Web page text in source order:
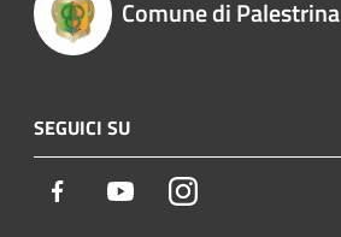
Comune di Palestrina
SEGUICI SU
Facebook YoutubeInstagram